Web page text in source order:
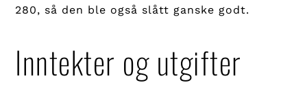
280, så den ble også slått ganske godt.
Inntekter og utgifter